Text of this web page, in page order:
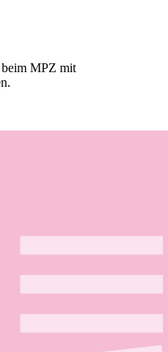
beim MPZ mit